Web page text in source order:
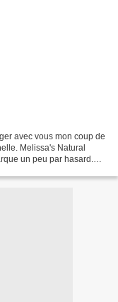
avec vous mon coup de
Melissa's Natural
un peu par hasard.